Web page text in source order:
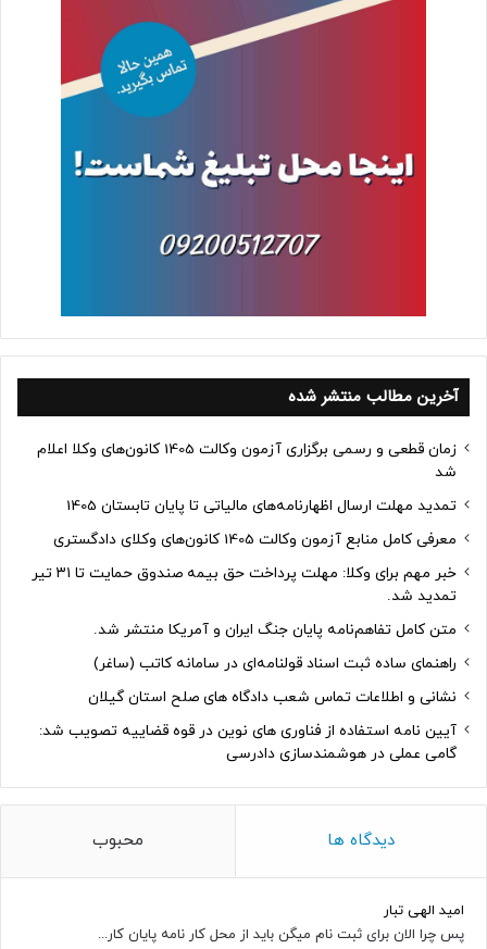
آخرین مطالب منتشر شده
زمان قطعی و رسمی برگزاری آزمون وکالت 1405 کانون‌های وکلا اعلام
شد
تمدید مهلت ارسال اظهارنامه‌های مالیاتی تا پایان تابستان 1405
معرفی کامل منابع آزمون وکالت 1405 کانون‌های وکلای دادگستری
خبر مهم برای وکلا: مهلت پرداخت حق بیمه صندوق حمایت تا ۳۱ تیر
تمدید شد.
متن کامل تفاهم‌نامه پایان جنگ ایران و آمریکا منتشر شد.
راهنمای ساده ثبت اسناد قولنامه‌ای در سامانه کاتب (ساغر)
نشانی و اطلاعات تماس شعب دادگاه های صلح استان گیلان
آیین نامه استفاده از فناوری های نوین در قوه قضاییه تصویب شد:
گامی عملی در هوشمندسازی دادرسی
دیدگاه ها محبوب
امید الهی تبار
پس چرا الان برای ثبت نام میگن باید از محل کار نامه پایان کار...